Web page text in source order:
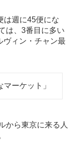
は週に45便にな
は、3番目に多い
ヴィン・チャン最
ーケット」
から東京に来る人